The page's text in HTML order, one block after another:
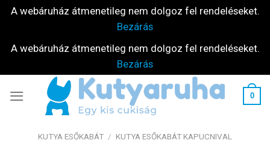
A webáruház átmenetileg nem dolgoz fel rendeléseket.
Bezárás
A webáruház átmenetileg nem dolgoz fel rendeléseket.
Bezárás
0
KUTYA ESŐKABÁT / KUTYA ESŐKABÁT KAPUCNIVAL